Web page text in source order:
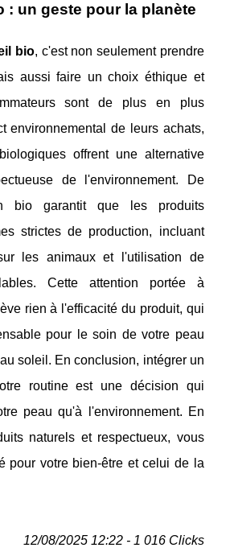
: un geste pour la planète
bio, c'est non seulement prendre
aussi faire un choix éthique et
sont de plus en plus
environnemental de leurs achats,
offrent une alternative
de l'environnement. De
bio garantit que les produits
strictes de production, incluant
les animaux et l'utilisation de
Cette attention portée à
rien à l'efficacité du produit, qui
pour le soin de votre peau
soleil. En conclusion, intégrer un
routine est une décision qui
peau qu'à l'environnement. En
naturels et respectueux, vous
pour votre bien-être et celui de la
12/08/2025 12:22 - 1 016 Clicks